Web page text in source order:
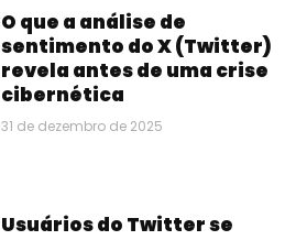
O que a análise de
sentimento do X (Twitter)
revela antes de uma crise
cibernética
31 de dezembro de 2025
Usuários do Twitter se